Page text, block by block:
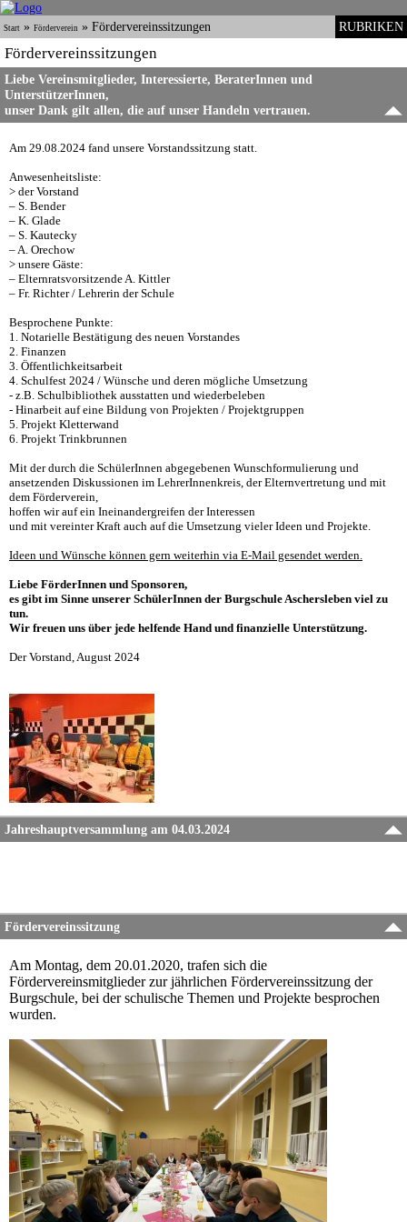
RUBRIKEN
Start » Förderverein » Fördervereinssitzungen
Fördervereinssitzungen
Liebe Vereinsmitglieder, Interessierte, BeraterInnen und
UnterstützerInnen,
unser Dank gilt allen, die auf unser Handeln vertrauen.
Am 29.08.2024 fand unsere Vorstandssitzung statt.
Anwesenheitsliste:
> der Vorstand
– S. Bender
– K. Glade
– S. Kautecky
– A. Orechow
> unsere Gäste:
– Elternratsvorsitzende A. Kittler
– Fr. Richter / Lehrerin der Schule
Besprochene Punkte:
1. Notarielle Bestätigung des neuen Vorstandes
2. Finanzen
3. Öffentlichkeitsarbeit
4. Schulfest 2024 / Wünsche und deren mögliche Umsetzung
- z.B. Schulbibliothek ausstatten und wiederbeleben
- Hinarbeit auf eine Bildung von Projekten / Projektgruppen
5. Projekt Kletterwand
6. Projekt Trinkbrunnen
Mit der durch die SchülerInnen abgegebenen Wunschformulierung und
ansetzenden Diskussionen im LehrerInnenkreis, der Elternvertretung und mit
dem Förderverein,
hoffen wir auf ein Ineinandergreifen der Interessen
und mit vereinter Kraft auch auf die Umsetzung vieler Ideen und Projekte.
Ideen und Wünsche können gern weiterhin via E-Mail gesendet werden.
Liebe FörderInnen und Sponsoren,
es gibt im Sinne unserer SchülerInnen der Burgschule Aschersleben viel zu
tun.
Wir freuen uns über jede helfende Hand und finanzielle Unterstützung.
Der Vorstand, August 2024
Jahreshauptversammlung am 04.03.2024
Fördervereinssitzung
Am Montag, dem 20.01.2020, trafen sich die
Fördervereinsmitglieder zur jährlichen Fördervereinssitzung der
Burgschule, bei der schulische Themen und Projekte besprochen
wurden.